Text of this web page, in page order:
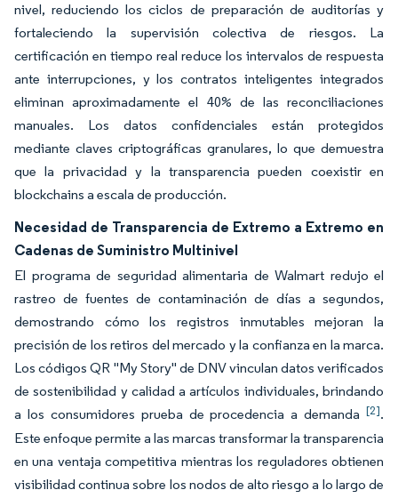
nivel, reduciendo los ciclos de preparación de auditorías y
fortaleciendo la supervisión colectiva de riesgos. La
certificación en tiempo real reduce los intervalos de respuesta
ante interrupciones, y los contratos inteligentes integrados
eliminan aproximadamente el 40% de las reconciliaciones
manuales. Los datos confidenciales están protegidos
mediante claves criptográficas granulares, lo que demuestra
que la privacidad y la transparencia pueden coexistir en
blockchains a escala de producción.
Necesidad de Transparencia de Extremo a Extremo en
Cadenas de Suministro Multinivel
El programa de seguridad alimentaria de Walmart redujo el
rastreo de fuentes de contaminación de días a segundos,
demostrando cómo los registros inmutables mejoran la
precisión de los retiros del mercado y la confianza en la marca.
Los códigos QR "My Story" de DNV vinculan datos verificados
de sostenibilidad y calidad a artículos individuales, brindando
a los consumidores prueba de procedencia a demanda [2].
Este enfoque permite a las marcas transformar la transparencia
en una ventaja competitiva mientras los reguladores obtienen
visibilidad continua sobre los nodos de alto riesgo a lo largo de